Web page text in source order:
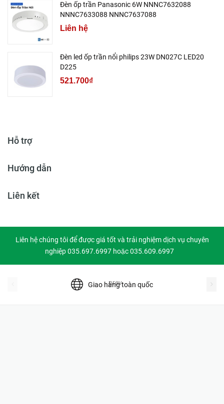
Đèn ốp trần Panasonic 6W NNNC7632088
NNNC7633088 NNNC7637088
Liên hệ
Đèn led ốp trần nổi philips 23W DN027C LED20
D225
521.700₫
Hỗ trợ
Hướng dẫn
Liên kết
Liên hệ chúng tôi để được giá tốt và trải nghiệm dịch vụ chuyên
nghiệp 035.697.6997 hoặc 035.609.6997
Giao hàng toàn quốc
prev